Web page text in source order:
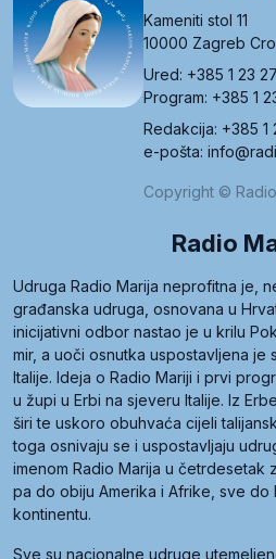
Kameniti stol 11
10000 Zagreb
Ured: +385 1 23
Program: +385 1
Redakcija: +385 1
e-pošta:
Copyright ©
Radio
Udruga Radio Marija neprofitna je,
građanska udruga, osnovana u
inicijativni odbor nastao je u krilu
mir, a uoči osnutka uspostavljena je
Italije. Ideja o Radio Mariji i prvi
u župi u Erbi na sjeveru Italije. Iz
širi te uskoro obuhvaća cijeli
toga osnivaju se i uspostavljaju
imenom Radio Marija u četrdesetak
pa do obiju Amerika i Afrike, sve do
kontinentu.
Sve su nacionalne udruge